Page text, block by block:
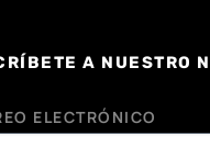
A NUESTRO
ELECTRÓNICO